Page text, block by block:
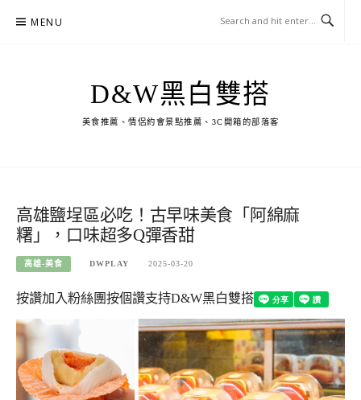
MENU
D&W黑白雙搭
美食推薦、情侶約會景點推薦、3C開箱的部落客
高雄鹽埕區必吃！古早味美食「阿綿麻
糬」，口味超多Q彈香甜
高雄-美食 DWPLAY 2025-03-20
按讚加入粉絲團按個讚支持D&W黑白雙搭